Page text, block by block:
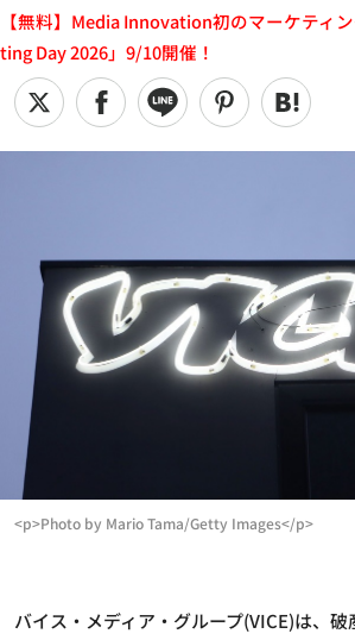
【無料】Media Innovation初のマーケティ
ting Day 2026」9/10開催！
<p>Photo by Mario Tama/Getty Images</p>
バイス・メディア・グループ(VICE)は、